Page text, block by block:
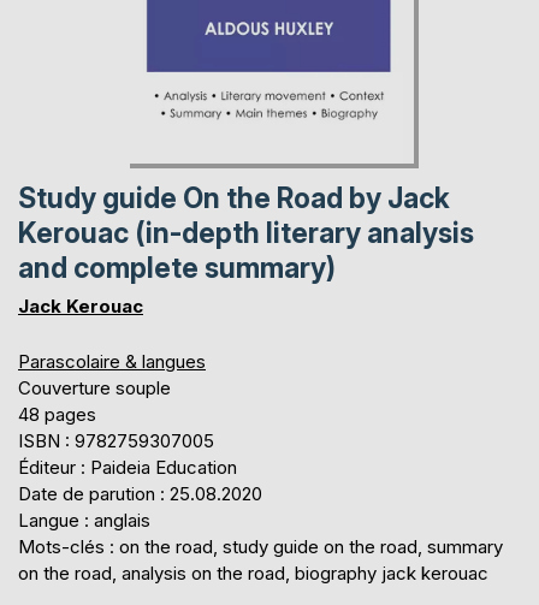
Study guide On the Road by Jack
Kerouac (in-depth literary analysis
and complete summary)
Jack Kerouac
Parascolaire & langues
Couverture souple
48 pages
ISBN : 9782759307005
Éditeur : Paideia Education
Date de parution : 25.08.2020
Langue : anglais
Mots-clés : on the road, study guide on the road, summary
on the road, analysis on the road, biography jack kerouac